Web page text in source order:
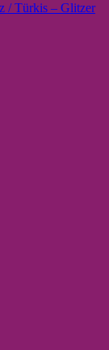
/ Türkis – Glitzer